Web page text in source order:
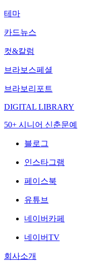
테마
카드뉴스
컷&칼럼
브라보스페셜
브라보리포트
DIGITAL LIBRARY
50+ 시니어 신춘문예
블로그
인스타그램
페이스북
유튜브
네이버카페
네이버TV
회사소개